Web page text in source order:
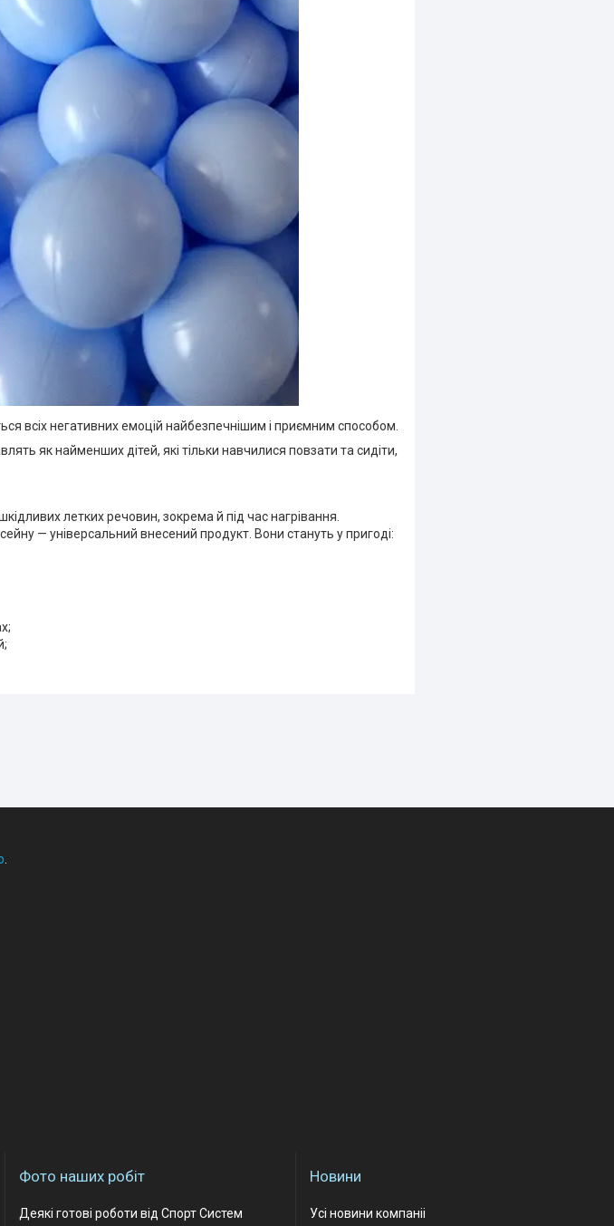
всіх негативних емоцій найбезпечнішим і приємним способом.
як найменших дітей, які тільки навчилися повзати та сидіти,
летких речовин, зокрема й під час нагрівання.
— універсальний внесений продукт. Вони стануть у пригоді:
Фото наших робіт
Деякі готові роботи від Спорт Систем
Новини
Усі новини компаніі